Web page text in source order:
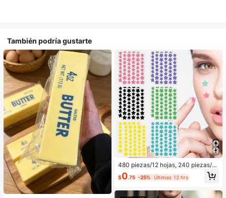
También podría gustarte
480 piezas/12 hojas, 240 piezas/6
hojas, 40 piezas/1 hoja, Pegatinas
de estrellas para la cara, Pegatinas
as decorativas de Navidad, Pegatin
$0.75 -25% Últimas 12 hrs